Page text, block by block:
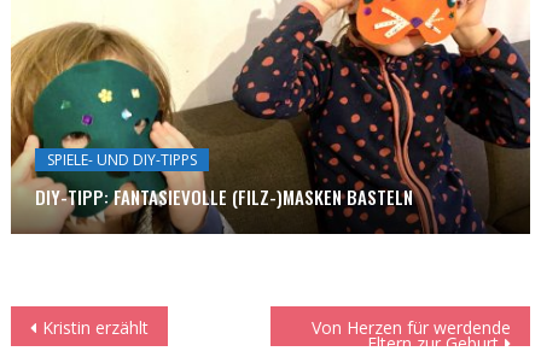
SPIELE- UND DIY-TIPPS
DIY-TIPP: FANTASIEVOLLE (FILZ-)MASKEN BASTELN
Beitragsnavigation
Kristin erzählt Von Herzen für werdende
Eltern zur Geburt